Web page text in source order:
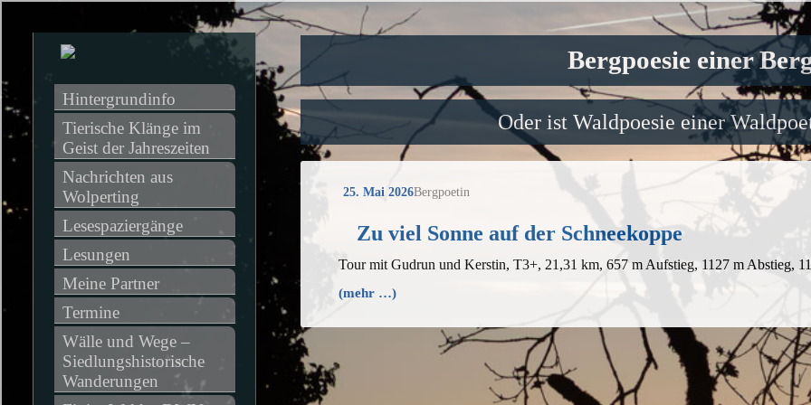
Bergpoesie einer
Oder ist Waldpoesie einer
25. Mai 2026Bergpoetin
Zu viel Sonne auf der Schneekoppe
Tour mit Gudrun und Kerstin, T3+, 21,31 km, 657 m Aufstieg, 1127 m Abstieg,
(mehr …)
Hintergrundinfo
Tierische Klänge im
Geist der Jahreszeiten
Nachrichten aus
Wolperting
Lesespaziergänge
Lesungen
Meine Partner
Termine
Wälle und Wege –
Siedlungshistorische
Wanderungen